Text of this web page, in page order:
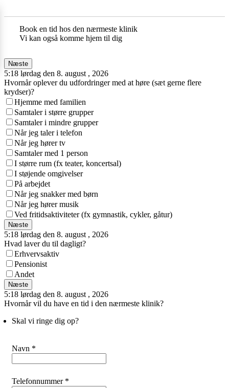
Book en tid hos den nærmeste klinik
Vi kan også komme hjem til dig
Næste
5:18 lørdag den 8. august , 2026
Hvornår oplever du udfordringer med at høre (sæt gerne flere
krydser)?
Hjemme med familien
Samtaler i større grupper
Samtaler i mindre grupper
Når jeg taler i telefon
Når jeg hører tv
Samtaler med 1 person
I større rum (fx teater, koncertsal)
I støjende omgivelser
På arbejdet
Når jeg snakker med børn
Når jeg hører musik
Ved fritidsaktiviteter (fx gymnastik, cykler, gåtur)
Næste
5:18 lørdag den 8. august , 2026
Hvad laver du til dagligt?
Erhvervsaktiv
Pensionist
Andet
Næste
5:18 lørdag den 8. august , 2026
Hvornår vil du have en tid i den nærmeste klinik?
Skal vi ringe dig op?
Navn *
Telefonnummer *